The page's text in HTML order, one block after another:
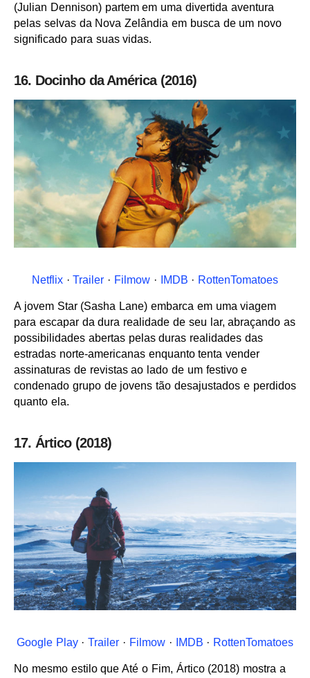
(Julian Dennison) partem em uma divertida aventura
pelas selvas da Nova Zelândia em busca de um novo
significado para suas vidas.
16. Docinho da América (2016)
Netflix·Trailer · Filmow · IMDB · RottenTomatoes
A jovem Star (Sasha Lane) embarca em uma viagem
para escapar da dura realidade de seu lar, abraçando as
possibilidades abertas pelas duras realidades das
estradas norte-americanas enquanto tenta vender
assinaturas de revistas ao lado de um festivo e
condenado grupo de jovens tão desajustados e perdidos
quanto ela.
17. Ártico (2018)
Google Play·Trailer · Filmow· IMDB · RottenTomatoes
No mesmo estilo que Até o Fim, Ártico (2018) mostra a